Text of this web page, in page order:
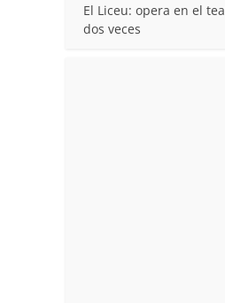
El Liceu: opera en el
dos veces